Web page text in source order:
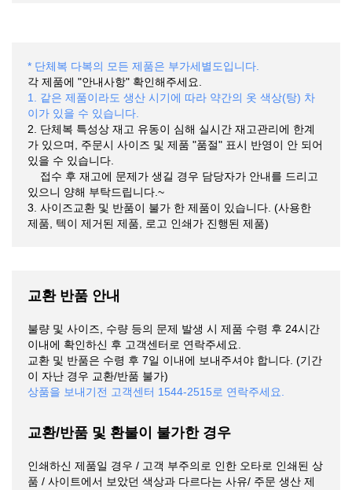
* 단체복 다복의 모든 제품은 부가세별도입니다.
각 제품에 "안내사항" 확인해주세요.
1. 같은 제품이라도 생산 시기에 따라 약간의 옷 색상(탕) 차
이가 있을 수 있습니다.
2. 단체복 특성상 재고 유동이 심해 실시간 재고관리에 한계
가 있으며, 주문시 사이즈 및 제품 "품절" 표시 반영이 안 되어
있을 수 있습니다.
접수 후 재고에 문제가 생길 경우 담당자가 안내를 드리고
있으니 양해 부탁드립니다.~
3. 사이즈교환 및 반품이 불가 한 제품이 있습니다. (사용한
제품, 텍이 제거된 제품, 로고 인쇄가 진행된 제품)
교환 반품 안내
불량 및 사이즈, 수량 등의 문제 발생 시 제품 수령 후 24시간
이내에 확인하신 후 고객센터로 연락주세요.
교환 및 반품은 수령 후 7일 이내에 보내주셔야 합니다. (기간
이 자난 경우 교환/반품 불가)
상품을 보내기전 고객센터 1544-2515로 연락주세요.
교환/반품 및 환불이 불가한 경우
인쇄하신 제품일 경우 / 고객 부주의로 인한 오타로 인쇄된 상
품 / 사이트에서 보았던 색상과 다르다는 사유/ 주문 생산 제